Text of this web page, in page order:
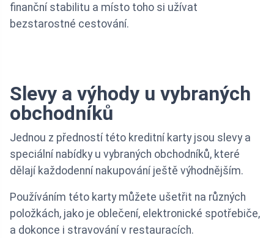
finanční stabilitu a místo toho si užívat
bezstarostné cestování.
Slevy a výhody u vybraných
obchodníků
Jednou z předností této kreditní karty jsou slevy a
speciální nabídky u vybraných obchodníků, které
dělají každodenní nakupování ještě výhodnějším.
Používáním této karty můžete ušetřit na různých
položkách, jako je oblečení, elektronické spotřebiče,
a dokonce i stravování v restauracích.